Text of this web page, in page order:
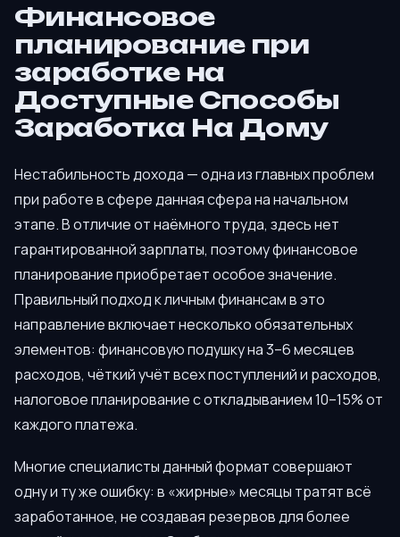
Финансовое
планирование при
заработке на
Доступные Способы
Заработка На Дому
Нестабильность дохода — одна из главных проблем
при работе в сфере данная сфера на начальном
этапе. В отличие от наёмного труда, здесь нет
гарантированной зарплаты, поэтому финансовое
планирование приобретает особое значение.
Правильный подход к личным финансам в это
направление включает несколько обязательных
элементов: финансовую подушку на 3–6 месяцев
расходов, чёткий учёт всех поступлений и расходов,
налоговое планирование с откладыванием 10–15% от
каждого платежа.
Многие специалисты данный формат совершают
одну и ту же ошибку: в «жирные» месяцы тратят всё
заработанное, не создавая резервов для более